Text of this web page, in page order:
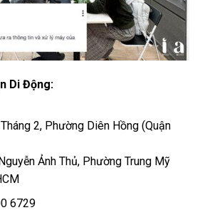
Di Động:
2, Phường Diên Hồng (Quận
Ảnh Thủ, Phường Trung Mỹ
6729